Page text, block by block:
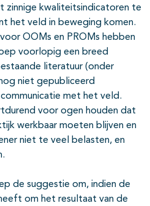
kwaliteitsindicatoren te
het veld in beweging komen.
OOMs en PROMs hebben
voorlopig een breed
literatuur (onder
niet gepubliceerd
met het veld.
voor ogen houden dat
werkbaar moeten blijven en
niet te veel belasten, en
de suggestie om, indien de
om het resultaat van de